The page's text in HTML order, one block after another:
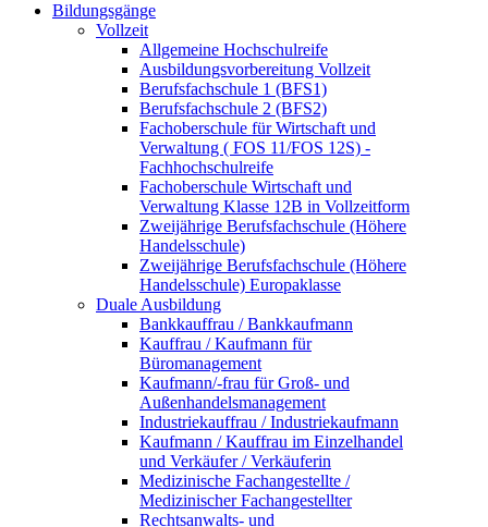
Bildungsgänge
Vollzeit
Allgemeine Hochschulreife
Ausbildungsvorbereitung Vollzeit
Berufsfachschule 1 (BFS1)
Berufsfachschule 2 (BFS2)
Fachoberschule für Wirtschaft und
Verwaltung ( FOS 11/FOS 12S) -
Fachhochschulreife
Fachoberschule Wirtschaft und
Verwaltung Klasse 12B in Vollzeitform
Zweijährige Berufsfachschule (Höhere
Handelsschule)
Zweijährige Berufsfachschule (Höhere
Handelsschule) Europaklasse
Duale Ausbildung
Bankkauffrau / Bankkaufmann
Kauffrau / Kaufmann für
Büromanagement
Kaufmann/-frau für Groß- und
Außenhandelsmanagement
Industriekauffrau / Industriekaufmann
Kaufmann / Kauffrau im Einzelhandel
und Verkäufer / Verkäuferin
Medizinische Fachangestellte /
Medizinischer Fachangestellter
Rechtsanwalts- und